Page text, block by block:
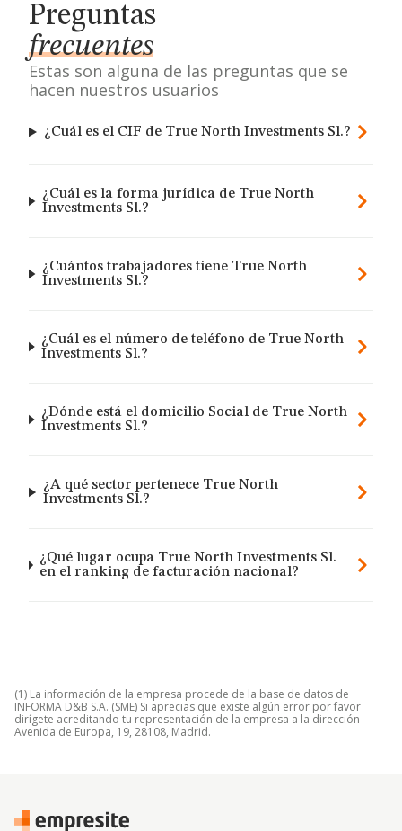
Preguntas
frecuentes
Estas son alguna de las preguntas que se
hacen nuestros usuarios
¿Cuál es el CIF de True North Investments Sl.?
¿Cuál es la forma jurídica de True North
Investments Sl.?
¿Cuántos trabajadores tiene True North
Investments Sl.?
¿Cuál es el número de teléfono de True North
Investments Sl.?
¿Dónde está el domicilio Social de True North
Investments Sl.?
¿A qué sector pertenece True North
Investments Sl.?
¿Qué lugar ocupa True North Investments Sl.
en el ranking de facturación nacional?
(1) La información de la empresa procede de la base de datos de
INFORMA D&B S.A. (SME) Si aprecias que existe algún error por favor
dirígete acreditando tu representación de la empresa a la dirección
Avenida de Europa, 19, 28108, Madrid.